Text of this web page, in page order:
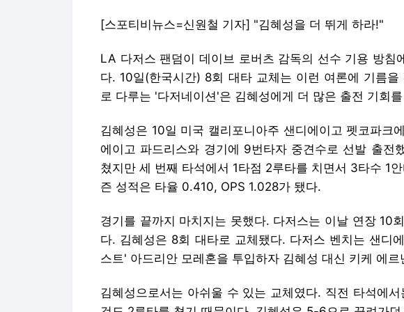
[스포티비뉴스=신원철 기자] "김혜성을 더 뛰게 하라!"
LA 다저스 팬덤이 데이브 로버츠 감독의 선수 기용 방침
다. 10일(한국시간) 8회 대타 교체는 이런 여론에 기름
로 다루는 '다저네이션'은 김혜성에게 더 많은 출전 기회
김혜성은 10일 미국 캘리포니아주 샌디에이고 펫코파크
에이고 파드리스와 경기에 9번타자 중견수로 선발 출전
쳤지만 세 번째 타석에서 1타점 2루타를 치면서 3타수 1
즌 성적은 타율 0.410, OPS 1.028가 됐다.
경기를 끝까지 마치지는 못했다. 다저스는 이날 연장 10
다. 김혜성은 8회 대타로 교체됐다. 다저스 벤치는 샌디
스트' 아드리안 모레혼을 투입하자 김혜성 대신 키케 에
김혜성으로서는 아쉬울 수 있는 교체였다. 직전 타석에